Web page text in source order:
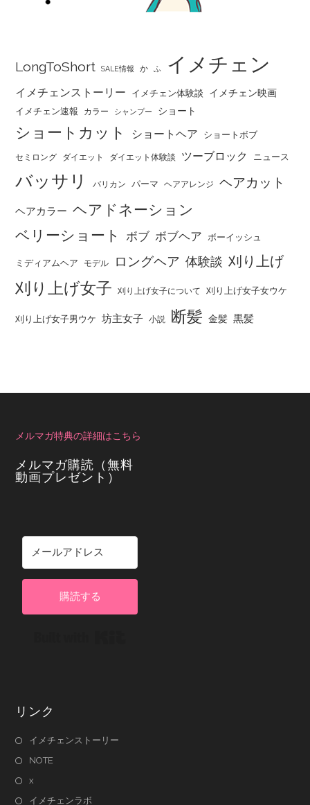
LongToShort SALE情報 か ふ イメチェン
イメチェンストーリー イメチェン体験談 イメチェン映画
イメチェン速報 カラー シャンプー ショート
ショートカット ショートヘア ショートボブ
セミロング ダイエット ダイエット体験談 ツーブロック ニュース
バッサリ バリカン パーマ ヘアアレンジ ヘアカット
ヘアカラー ヘアドネーション
ベリーショート
ボブ ボブヘア ボーイッシュ
ミディアムヘア モデル ロングヘア 体験談 刈り上げ
刈り上げ女子 刈り上げ女子について 刈り上げ女子女ウケ
刈り上げ女子男ウケ 坊主女子 小説 断髪 金髪 黒髪
メルマガ特典の詳細はこちら
メルマガ購読（無料
動画プレゼント）
購読する
リンク
イメチェンストーリー
NOTE
x
イメチェンラボ